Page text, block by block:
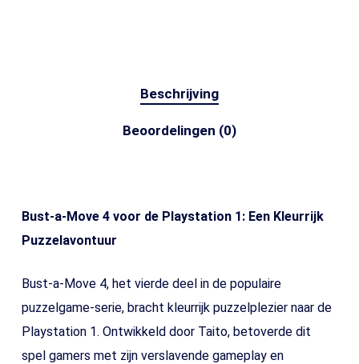
Beschrijving
Beoordelingen (0)
Bust-a-Move 4 voor de Playstation 1: Een Kleurrijk
Puzzelavontuur
Bust-a-Move 4, het vierde deel in de populaire
puzzelgame-serie, bracht kleurrijk puzzelplezier naar de
Playstation 1. Ontwikkeld door Taito, betoverde dit
spel gamers met zijn verslavende gameplay en